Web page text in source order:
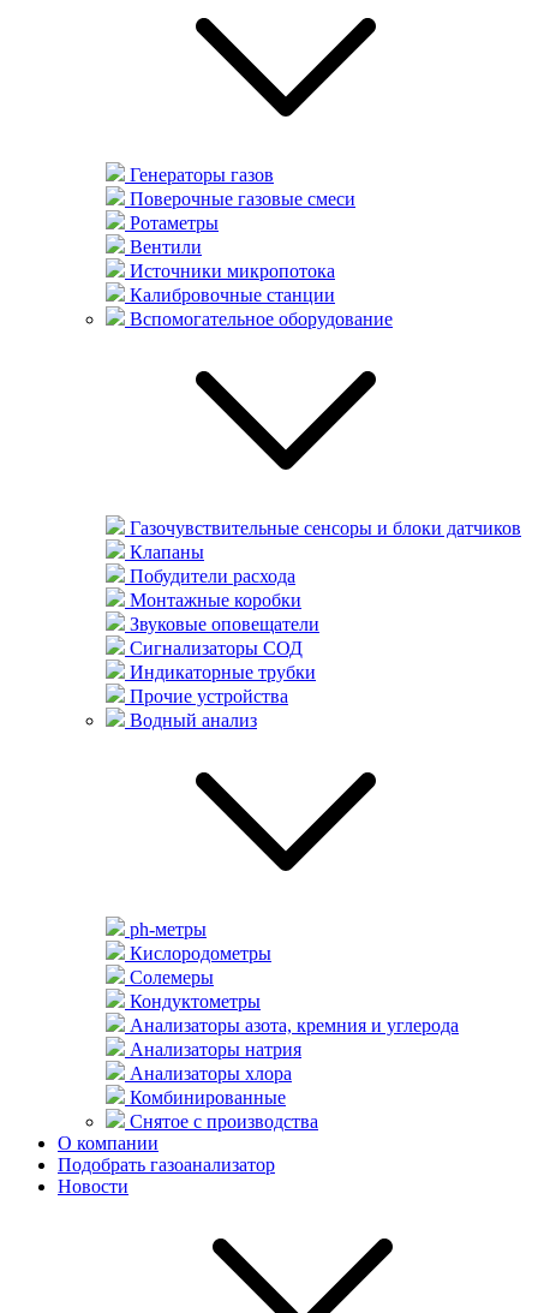
Генераторы газов
Поверочные газовые смеси
Ротаметры
Вентили
Источники микропотока
Калибровочные станции
Вспомогательное оборудование
Газочувствительные сенсоры и блоки датчиков
Клапаны
Побудители расхода
Монтажные коробки
Звуковые оповещатели
Сигнализаторы СОД
Индикаторные трубки
Прочие устройства
Водный анализ
ph-метры
Кислородометры
Солемеры
Кондуктометры
Анализаторы азота, кремния и углерода
Анализаторы натрия
Анализаторы хлора
Комбинированные
Снятое с производства
О компании
Подобрать газоанализатор
Новости